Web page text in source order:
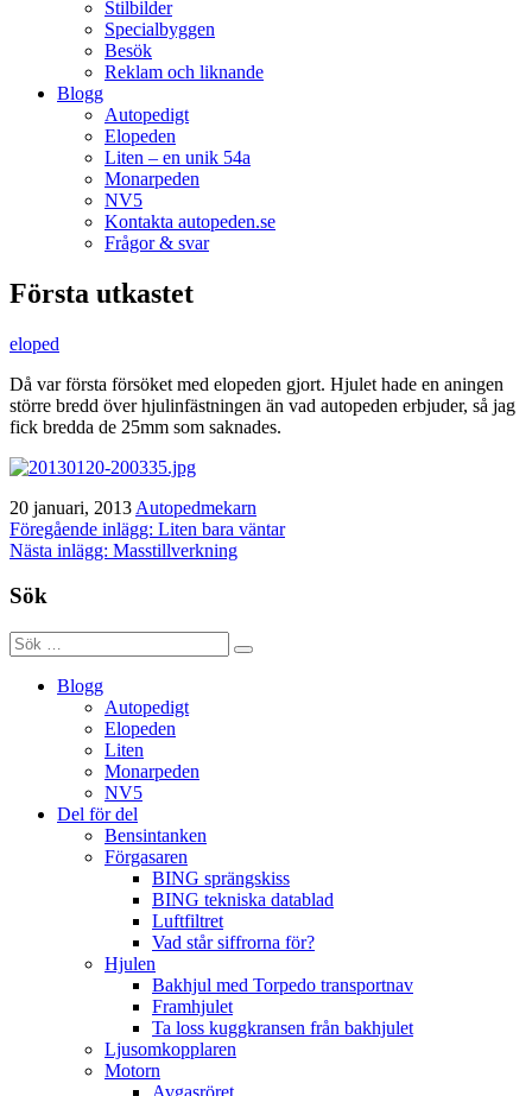
Stilbilder
Specialbyggen
Besök
Reklam och liknande
Blogg
Autopedigt
Elopeden
Liten – en unik 54a
Monarpeden
NV5
Kontakta autopeden.se
Frågor & svar
Första utkastet
eloped
Då var första försöket med elopeden gjort. Hjulet hade en aningen
större bredd över hjulinfästningen än vad autopeden erbjuder, så jag
fick bredda de 25mm som saknades.
20 januari, 2013 Autopedmekarn
Inläggsnavigering
Föregående inlägg: Liten bara väntar
Nästa inlägg: Masstillverkning
Sök
Blogg
Autopedigt
Elopeden
Liten
Monarpeden
NV5
Del för del
Bensintanken
Förgasaren
BING sprängskiss
BING tekniska datablad
Luftfiltret
Vad står siffrorna för?
Hjulen
Bakhjul med Torpedo transportnav
Framhjulet
Ta loss kuggkransen från bakhjulet
Ljusomkopplaren
Motorn